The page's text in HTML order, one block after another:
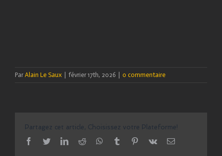
Par Alain Le Saux février 17th, 2026 0 commentaire
Partagez cet article, Choisissez votre Plateforme!
facebook
twitterlinkedinreddit whatsapptumblr pinterest
vk Email